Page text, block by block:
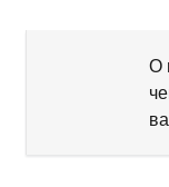
О